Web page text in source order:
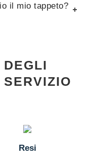
il mio tappeto?
DEGLI
Resi